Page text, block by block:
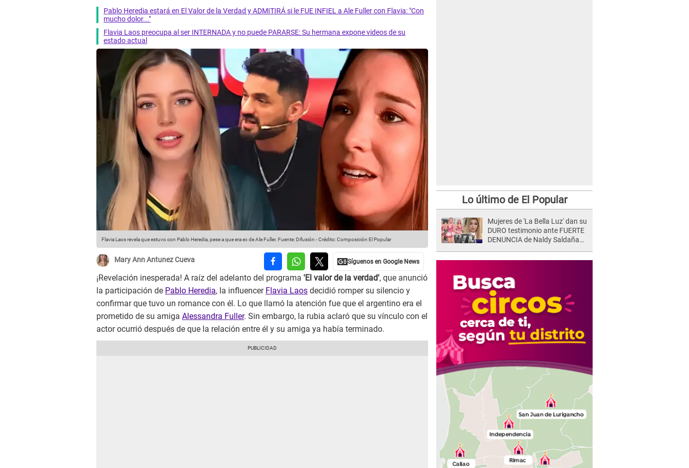
Pablo Heredia estará en El Valor de la Verdad y ADMITIRÁ si le FUE INFIEL a Ale Fuller con Flavia: "Con
mucho dolor..."
Flavia Laos preocupa al ser INTERNADA y no puede PARARSE: Su hermana expone videos de su
estado actual
Flavia Laos revela que estuvo con Pablo Heredia, pese a que era ex de Ale Fuller. Fuente: Difusión -Crédito: Composición El Popular
Mary Ann Antunez Cueva
¡Revelación inesperada! A raíz del adelanto del programa 'El valor de la verdad', que anunció
la participación de Pablo Heredia, la influencer Flavia Laos decidió romper su silencio y
confirmar que tuvo un romance con él. Lo que llamó la atención fue que el argentino era el
prometido de su amiga Alessandra Fuller. Sin embargo, la rubia aclaró que su vínculo con el
actor ocurrió después de que la relación entre él y su amiga ya había terminado.
Lo último de El Popular
Mujeres de 'La Bella Luz' dan su
DURO testimonio ante FUERTE
DENUNCIA de Naldy Saldaña